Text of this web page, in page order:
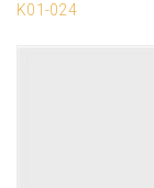
K01-024